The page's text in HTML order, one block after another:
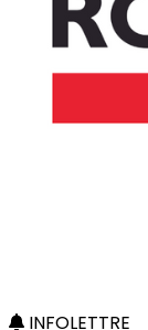
INFOLETTRE